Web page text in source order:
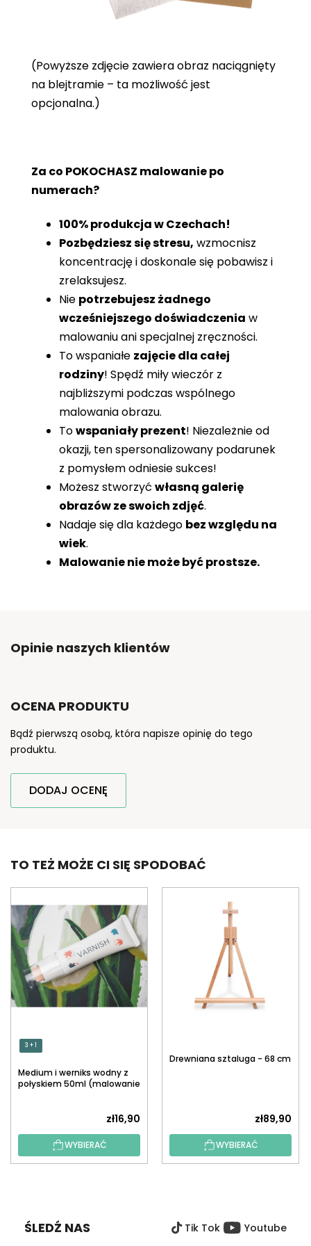
(Powyższe zdjęcie zawiera obraz naciągnięty
na blejtramie – ta możliwość jest
opcjonalna.)
Za co POKOCHASZ malowanie po
numerach?
100% produkcja w Czechach!
Pozbędziesz się stresu, wzmocnisz
koncentrację i doskonale się pobawisz i
zrelaksujesz.
Nie potrzebujesz żadnego
wcześniejszego doświadczenia w
malowaniu ani specjalnej zręczności.
To wspaniałe zajęcie dla całej
rodziny! Spędź miły wieczór z
najbliższymi podczas wspólnego
malowania obrazu.
Towspaniały prezent! Niezależnie od
okazji, ten spersonalizowany podarunek
z pomysłem odniesie sukces!
Możesz stworzyć własną galerię
obrazów ze swoich zdjęć.
Nadaje się dla każdego bez względu na
wiek.
Malowanie nie może być prostsze.
Opinie naszych klientów
OCENA PRODUKTU
Bądź pierwszą osobą, która napisze opinię do tego
produktu.
DODAJ OCENĘ
TO TEŻ MOŻE CI SIĘ SPODOBAĆ
3 + 1
Medium i werniks wodny z
połyskiem 50ml (malowanie
zł16,90
WYBIERAĆ
Drewniana sztaluga - 68 cm
zł89,90
WYBIERAĆ
ŚLEDŹ NAS Tik Tok Youtube